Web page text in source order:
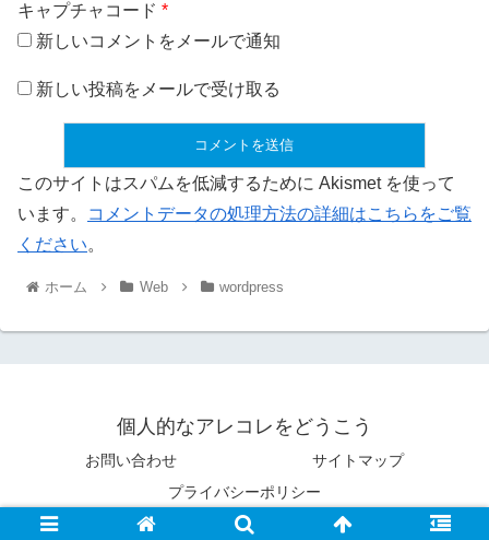
キャプチャコード *
新しいコメントをメールで通知
新しい投稿をメールで受け取る
このサイトはスパムを低減するために Akismet を使って
います。
コメントデータの処理方法の詳細はこちらをご覧
ください。
ホーム Web wordpress
個人的なアレコレをどうこう
お問い合わせ
サイトマップ
プライバシーポリシー
© 2016 個人的なアレコレをどうこう.